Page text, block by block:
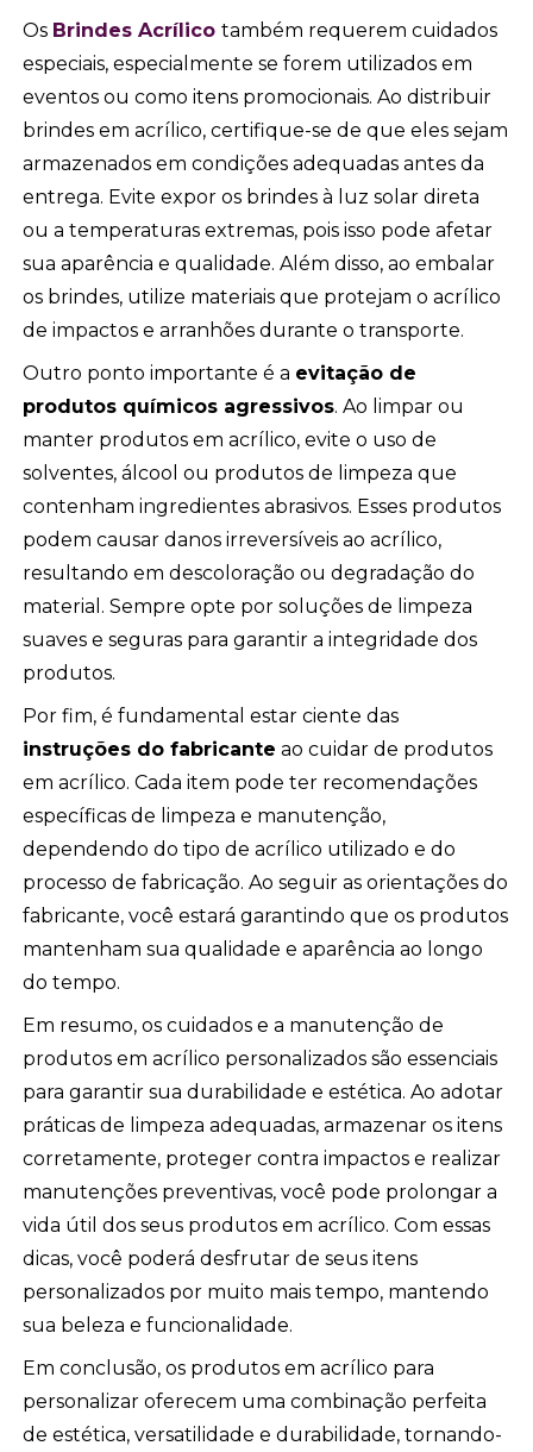
Os Brindes Acrílicotambém requerem cuidados
especiais, especialmente se forem utilizados em
eventos ou como itens promocionais. Ao distribuir
brindes em acrílico, certifique-se de que eles sejam
armazenados em condições adequadas antes da
entrega. Evite expor os brindes à luz solar direta
ou a temperaturas extremas, pois isso pode afetar
sua aparência e qualidade. Além disso, ao embalar
os brindes, utilize materiais que protejam o acrílico
de impactos e arranhões durante o transporte.
Outro ponto importante é a evitação de
produtos químicos agressivos. Ao limpar ou
manter produtos em acrílico, evite o uso de
solventes, álcool ou produtos de limpeza que
contenham ingredientes abrasivos. Esses produtos
podem causar danos irreversíveis ao acrílico,
resultando em descoloração ou degradação do
material. Sempre opte por soluções de limpeza
suaves e seguras para garantir a integridade dos
produtos.
Por fim, é fundamental estar ciente das
instruções do fabricante ao cuidar de produtos
em acrílico. Cada item pode ter recomendações
específicas de limpeza e manutenção,
dependendo do tipo de acrílico utilizado e do
processo de fabricação. Ao seguir as orientações do
fabricante, você estará garantindo que os produtos
mantenham sua qualidade e aparência ao longo
do tempo.
Em resumo, os cuidados e a manutenção de
produtos em acrílico personalizados são essenciais
para garantir sua durabilidade e estética. Ao adotar
práticas de limpeza adequadas, armazenar os itens
corretamente, proteger contra impactos e realizar
manutenções preventivas, você pode prolongar a
vida útil dos seus produtos em acrílico. Com essas
dicas, você poderá desfrutar de seus itens
personalizados por muito mais tempo, mantendo
sua beleza e funcionalidade.
Em conclusão, os produtos em acrílico para
personalizar oferecem uma combinação perfeita
de estética, versatilidade e durabilidade, tornando-